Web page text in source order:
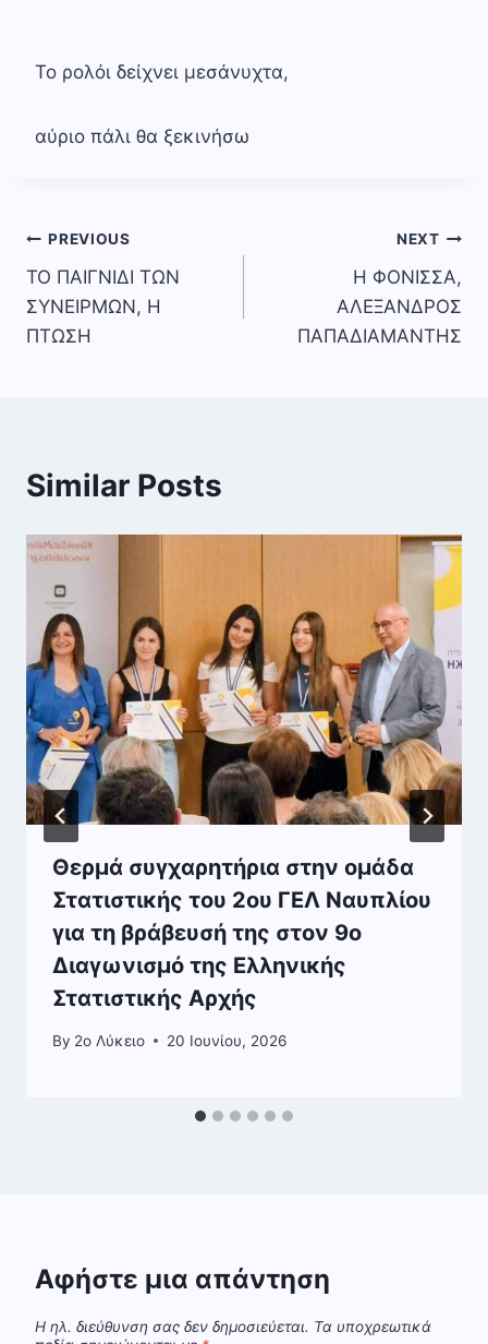
Το ρολόι δείχνει μεσάνυχτα,
αύριο πάλι θα ξεκινήσω
Πλοήγηση
άρθρων
PREVIOUS
ΤΟ ΠΑΙΓΝΙΔΙ ΤΩΝ
ΣΥΝΕΙΡΜΩΝ, Η
ΠΤΩΣΗ
NEXT
Η ΦΟΝΙΣΣΑ,
ΑΛΕΞΑΝΔΡΟΣ
ΠΑΠΑΔΙΑΜΑΝΤΗΣ
Similar Posts
Θερμά συγχαρητήρια στην ομάδα
Στατιστικής του 2ου ΓΕΛ Ναυπλίου
για τη βράβευσή της στον 9ο
Διαγωνισμό της Ελληνικής
Στατιστικής Αρχής
By 2o Λύκειο 20 Ιουνίου, 2026
Αφήστε μια απάντηση
Η ηλ. διεύθυνση σας δεν δημοσιεύεται. Τα υποχρεωτικά